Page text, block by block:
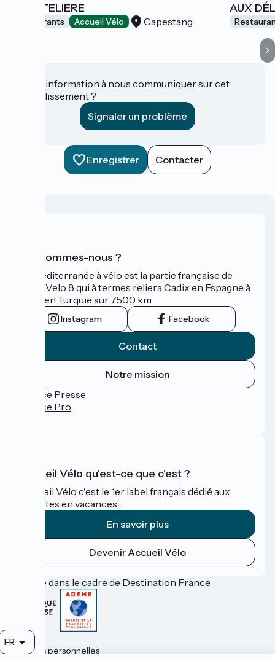
FR
LA BATELIERE
Restaurants Accueil Vélo Capestang
AUX
Une information à nous communiquer sur cet
établissement ?
Signaler un problème
Enregistrer Contacter
Qui sommes-nous ?
La Méditerranée à vélo est la partie française de
l'EuroVelo 8 qui à termes reliera Cadix en Espagne à
Izmir en Turquie sur 7500 km.
Instagram Facebook
Contact
Notre mission
Espace Presse
Espace Pro
Accueil Vélo qu'est-ce que c'est ?
Accueil Vélo c'est le 1er label français dédié aux
cyclistes en vacances.
En savoir plus
Devenir Accueil Vélo
Financé dans le cadre de Destination France
Contact
Données personnelles